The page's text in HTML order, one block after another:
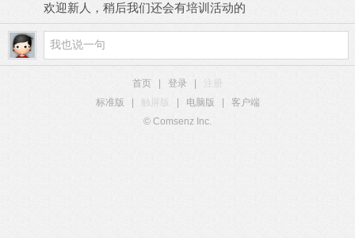
欢迎新人，稍后我们还会有培训活动的
首页 登录
注册
标准版
触屏版 电脑版
客户端
© Comsenz Inc.